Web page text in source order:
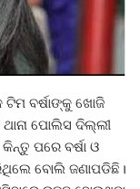
ବର୍ଷାଙ୍କୁ ଖୋଜି
ପୋଲିସ ଦିଲ୍ଲୀ
ପରେ ବର୍ଷା ଓ
ବୋଲି ଜଣାପଡିଛି।